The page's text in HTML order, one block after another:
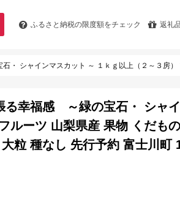
ふるさと納税の限度額をチェック 返礼
フルーツ 山梨県産 果物 くだもの シャイン マスカット ぶどう ブドウ 葡萄 大粒 種なし 先行予約 富
る幸福感 ～緑の宝石・ シャ
ルーツ 山梨県産 果物 くだも
粒 種なし 先行予約 富士川町